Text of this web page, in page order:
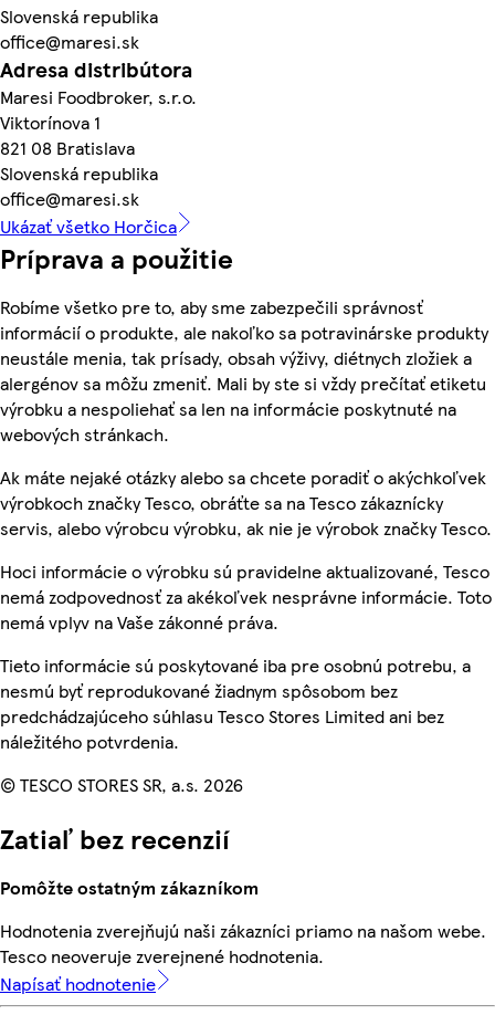
Slovenská republika
office@maresi.sk
Adresa distribútora
Maresi Foodbroker, s.r.o.
Viktorínova 1
821 08 Bratislava
Slovenská republika
office@maresi.sk
Ukázať všetko Horčica
Príprava a použitie
Robíme všetko pre to, aby sme zabezpečili správnosť
informácií o produkte, ale nakoľko sa potravinárske produkty
neustále menia, tak prísady, obsah výživy, diétnych zložiek a
alergénov sa môžu zmeniť. Mali by ste si vždy prečítať etiketu
výrobku a nespoliehať sa len na informácie poskytnuté na
webových stránkach.
Ak máte nejaké otázky alebo sa chcete poradiť o akýchkoľvek
výrobkoch značky Tesco, obráťte sa na Tesco zákaznícky
servis, alebo výrobcu výrobku, ak nie je výrobok značky Tesco.
Hoci informácie o výrobku sú pravidelne aktualizované, Tesco
nemá zodpovednosť za akékoľvek nesprávne informácie. Toto
nemá vplyv na Vaše zákonné práva.
Tieto informácie sú poskytované iba pre osobnú potrebu, a
nesmú byť reprodukované žiadnym spôsobom bez
predchádzajúceho súhlasu Tesco Stores Limited ani bez
náležitého potvrdenia.
© TESCO STORES SR, a.s. 2026
Zatiaľ bez recenzií
Pomôžte ostatným zákazníkom
Hodnotenia zverejňujú naši zákazníci priamo na našom webe.
Tesco neoveruje zverejnené hodnotenia.
Napísať hodnotenie